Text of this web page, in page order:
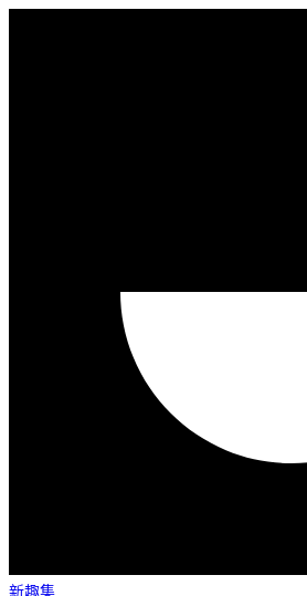
新趣集